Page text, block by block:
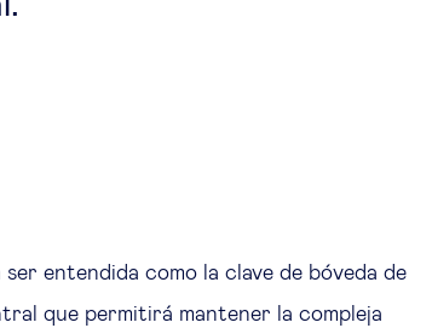
entendida como la clave de bóveda de
que permitirá mantener la compleja